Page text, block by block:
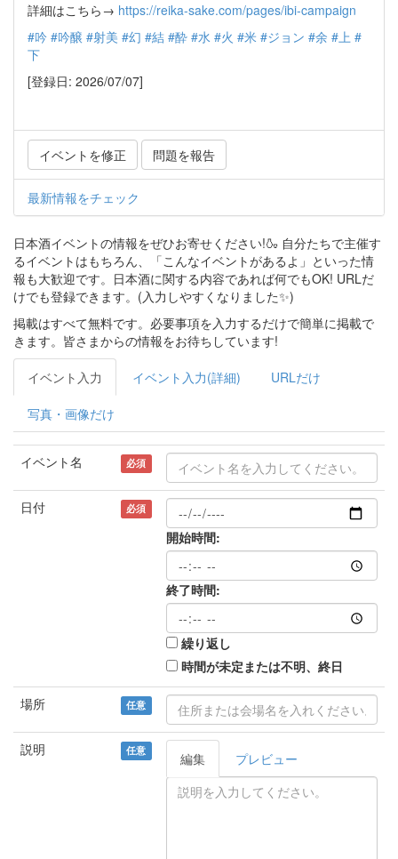
詳細はこちら→ https://reika-sake.com/pages/ibi-campaign
#吟 #吟醸 #射美 #幻 #結 #酔 #水 #火 #米 #ジョン #余 #上 #
下
[登録日: 2026/07/07]
イベントを修正 問題を報告
最新情報をチェック
日本酒イベントの情報をぜひお寄せください!🍶 自分たちで主催す
るイベントはもちろん、「こんなイベントがあるよ」といった情
報も大歓迎です。日本酒に関する内容であれば何でもOK! URLだ
けでも登録できます。(入力しやすくなりました✨)
掲載はすべて無料です。必要事項を入力するだけで簡単に掲載で
きます。皆さまからの情報をお待ちしています!
イベント入力 イベント入力(詳細) URLだけ
写真・画像だけ
イベント名 必須
日付 必須
開始時間:
終了時間:
繰り返し
時間が未定または不明、終日
場所 任意
説明 任意 編集 プレビュー